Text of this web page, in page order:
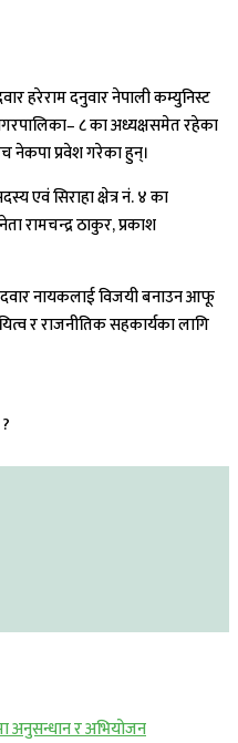
हरेराम दनुवार नेपाली कम्युनिस्ट
८ का अध्यक्षसमेत रहेका
नेकपा प्रवेश गरेका हुन्।
एवं सिराहा क्षेत्र नं. ४ का
रामचन्द्र ठाकुर, प्रकाश
नायकलाई विजयी बनाउन आफू
र राजनीतिक सहकार्यका लागि